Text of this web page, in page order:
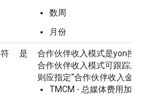
数周
月份
是
合作伙伴收入模式是yon控
合作伙伴收入模式可跟踪
则应指定“合作伙伴收入金
TMCM - 总媒体费用加价